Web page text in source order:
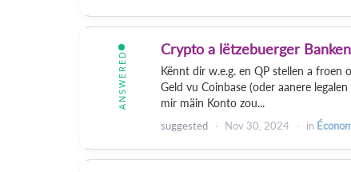
ANSWERED
Crypto a lëtzebuerger Banken
Kënnt dir w.e.g. en QP stellen a froen
Geld vu Coinbase (oder aanere
mir mäin Konto zou...
suggested Nov 30, 2024 in